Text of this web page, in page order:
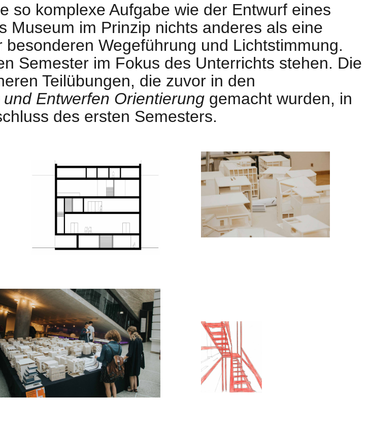
so komplexe Aufgabe wie der Entwurf eines
Museum im Prinzip nichts anderes als eine
Wegeführung und Lichtstimmung.
Semester im Fokus des Unterrichts stehen. Die
Teilübungen, die zuvor in den
Entwerfen Orientierung gemacht wurden, in
des ersten Semesters.